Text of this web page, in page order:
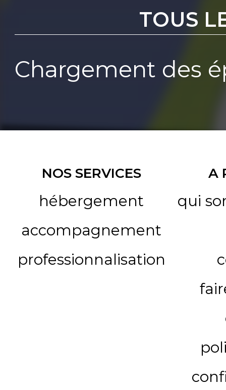
TOUS
Chargement des
NOS SERVICES
hébergement
accompagnement
professionnalisation
A
qui